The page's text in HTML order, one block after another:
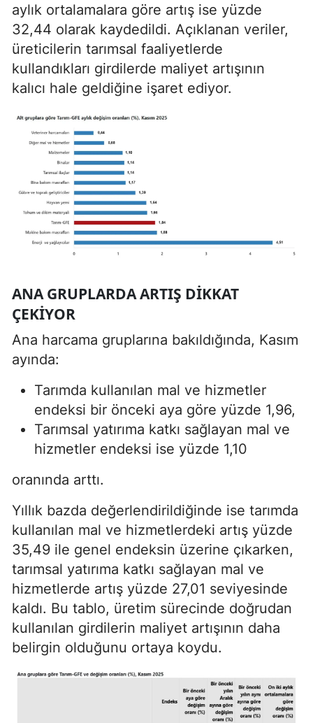
aylık ortalamalara göre artış ise yüzde
32,44 olarak kaydedildi. Açıklanan veriler,
üreticilerin tarımsal faaliyetlerde
kullandıkları girdilerde maliyet artışının
kalıcı hale geldiğine işaret ediyor.
ANA GRUPLARDA ARTIŞ DIKKAT
ÇEKIYOR
Ana harcama gruplarına bakıldığında, Kasım
ayında:
Tarımda kullanılan mal ve hizmetler
endeksi bir önceki aya göre yüzde 1,96,
Tarımsal yatırıma katkı sağlayan mal ve
hizmetler endeksi ise yüzde 1,10
oranında arttı.
Yıllık bazda değerlendirildiğinde ise tarımda
kullanılan mal ve hizmetlerdeki artış yüzde
35,49 ile genel endeksin üzerine çıkarken,
tarımsal yatırıma katkı sağlayan mal ve
hizmetlerde artış yüzde 27,01 seviyesinde
kaldı. Bu tablo, üretim sürecinde doğrudan
kullanılan girdilerin maliyet artışının daha
belirgin olduğunu ortaya koydu.